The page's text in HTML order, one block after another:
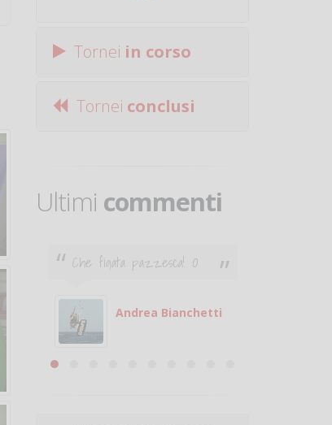
Tornei in corso
Tornei conclusi
Ultimi commenti
Che figata pazzesca! :O
Andrea Bianchetti